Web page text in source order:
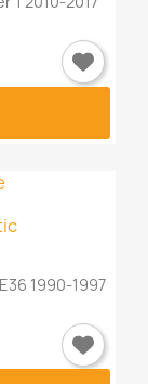
1990-1997
a salva